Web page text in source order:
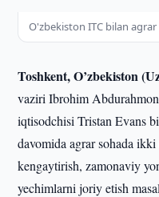
O'zbekiston ITC bilan
Toshkent, O’zbekiston
vaziri Ibrohim
iqtisodchisi Tristan Evans
davomida agrar sohada
kengaytirish, zamonaviy
yechimlarni joriy etish